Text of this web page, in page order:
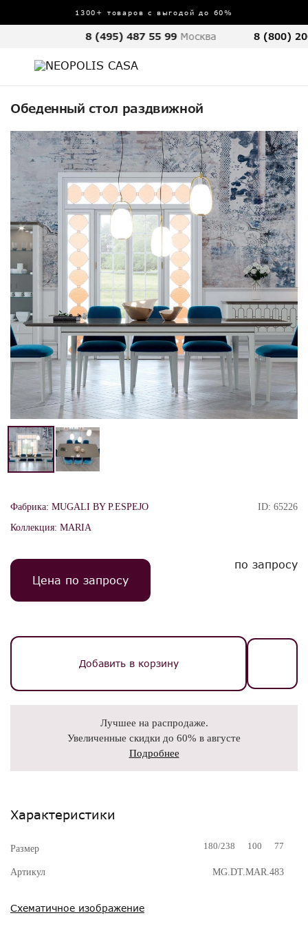
1300+ товаров с выгодой до 60%
8 (495) 487 55 99 Москва 8 (800)
Обеденный стол раздвижной
Фабрика: MUGALI BY P.ESPEJO
Коллекция: MARIA
ID: 65226
Цена по запросу
по запросу
Добавить в корзину
Лучшее на распродаже.
Увеличенные скидки до 60% в августе
Подробнее
Характеристики
Размер 180/238 100 77
Артикул MG.DT.MAR.483
Схематичное изображение